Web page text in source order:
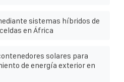
sistemas híbridos de
en África
solares para
de energía exterior en